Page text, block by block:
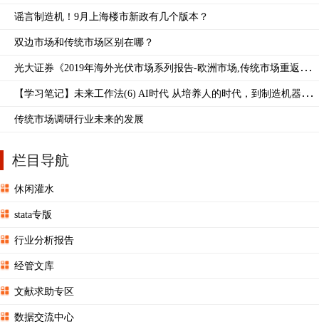
谣言制造机！9月上海楼市新政有几个版本？
双边市场和传统市场区别在哪？
光大证券《2019年海外光伏市场系列报告-欧洲市场,传统市场重返增
【学习笔记】未来工作法(6) AI时代 从培养人的时代，到制造机器人
传统市场调研行业未来的发展
栏目导航
休闲灌水
stata专版
行业分析报告
经管文库
文献求助专区
数据交流中心